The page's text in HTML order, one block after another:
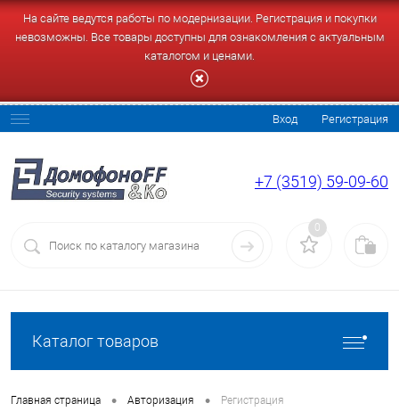
На сайте ведутся работы по модернизации. Регистрация и покупки
невозможны. Все товары доступны для ознакомления с актуальным
каталогом и ценами.
Вход Регистрация
+7 (3519) 59-09-60
0
Каталог товаров
Главная страница • Авторизация • Регистрация